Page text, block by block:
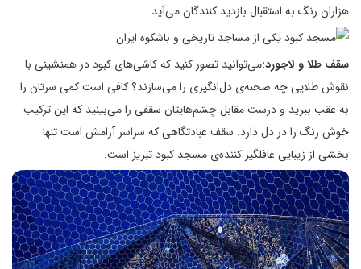
هزاران رنگ به استقبال بازدید کنندگان می‌آید.
سقف طلا و لاجورد:می‌توانید تصور کنید که کاشی‌های کبود در همنشینی با
نقوش طلایی چه صحنه‌ی دل‌انگیزی را می‌سازند؟ کافی است کمی سرتان را
به عقب ببرید و درست مقابل چشم‌هایتان سقفی را می‌بینید که این ترکیب
خوش رنگ را در دل دارد. سقف عبادتگاهی که سراسر آرامش است تنها
بخشی از زیبایی غافلگیر کننده‌ی مسجد کبود تبریز است.